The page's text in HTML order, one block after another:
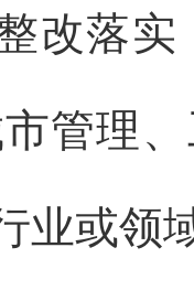
改落
管理
业或领